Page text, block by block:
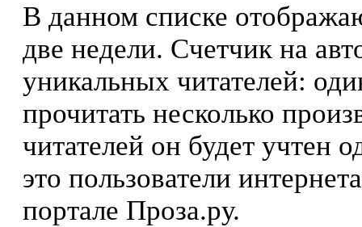
В данном списке
две недели. Счетчик на
уникальных читателей:
прочитать несколько
читателей он будет учтен
это пользователи
портале Проза.ру.